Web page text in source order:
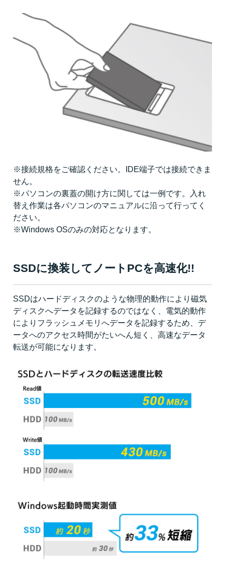
※接続規格をご確認ください。IDE端子では接続できま
せん。
※パソコンの裏蓋の開け方に関しては一例です。入れ
替え作業は各パソコンのマニュアルに沿って行ってく
ださい。
※Windows OSのみの対応となります。
SSDに換装してノートPCを高速化!!
SSDはハードディスクのような物理的動作により磁気
ディスクへデータを記録するのではなく、電気的動作
によりフラッシュメモリへデータを記録するため、デ
ータへのアクセス時間がたいへん短く、高速なデータ
転送が可能になります。